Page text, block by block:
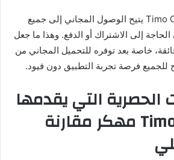
الإصدار المهكر من Timo Club يتيح الوصول المجاني إلى جميع
إلى الاشتراك أو الدفع. وهذا ما جعل
خاصة بعد توفره للتحميل المجاني من
للجميع فرصة تجربة التطبيق دون قيود.
الحصرية التي يقدمها
تطبيق Timo Club مهكر مقارنة